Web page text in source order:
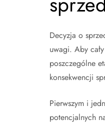
Decyzja o
uwagi. Aby
poszczególne
konsekwencji
Pierwszym i
potencjalnych